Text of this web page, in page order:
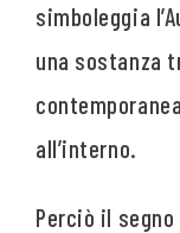
simboleggia
una sostanza
all’interno.
Perciò il